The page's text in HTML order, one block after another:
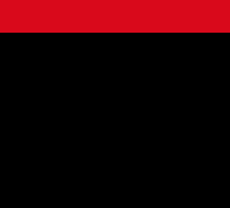
to